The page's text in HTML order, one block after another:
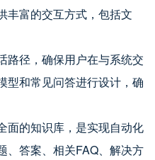
丰富的交互方式，包括文
路径，确保用户在与系统交
型和常见问答进行设计，确
面的知识库，是实现自动化
、答案、相关FAQ、解决方